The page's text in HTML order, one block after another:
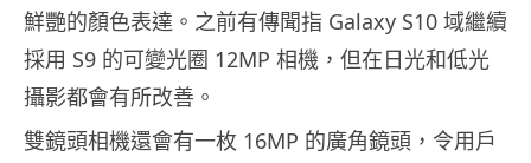
鮮艷的顏色表達。之前有傳聞指 Galaxy S10 域繼續
採用 S9 的可變光圈 12MP 相機，但在日光和低光
攝影都會有所改善。
雙鏡頭相機還會有一枚 16MP 的廣角鏡頭，令用戶